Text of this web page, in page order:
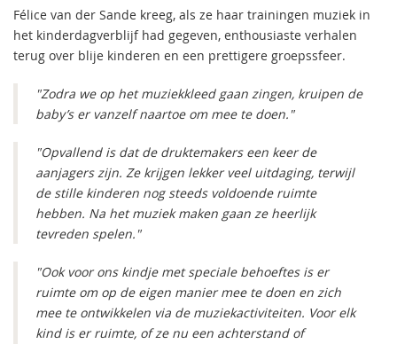
Félice van der Sande kreeg, als ze haar trainingen muziek in
het kinderdagverblijf had gegeven, enthousiaste verhalen
terug over blije kinderen en een prettigere groepssfeer.
"Zodra we op het muziekkleed gaan zingen, kruipen de
baby’s er vanzelf naartoe om mee te doen."
"Opvallend is dat de druktemakers een keer de
aanjagers zijn. Ze krijgen lekker veel uitdaging, terwijl
de stille kinderen nog steeds voldoende ruimte
hebben. Na het muziek maken gaan ze heerlijk
tevreden spelen."
"Ook voor ons kindje met speciale behoeftes is er
ruimte om op de eigen manier mee te doen en zich
mee te ontwikkelen via de muziekactiviteiten. Voor elk
kind is er ruimte, of ze nu een achterstand of